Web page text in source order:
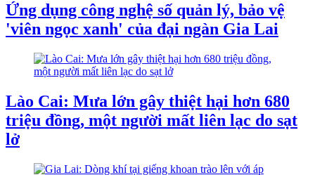
Ứng dụng công nghệ số quản lý, bảo vệ
'viên ngọc xanh' của đại ngàn Gia Lai
Lào Cai: Mưa lớn gây thiệt hại hơn 680
triệu đồng, một người mất liên lạc do sạt
lở